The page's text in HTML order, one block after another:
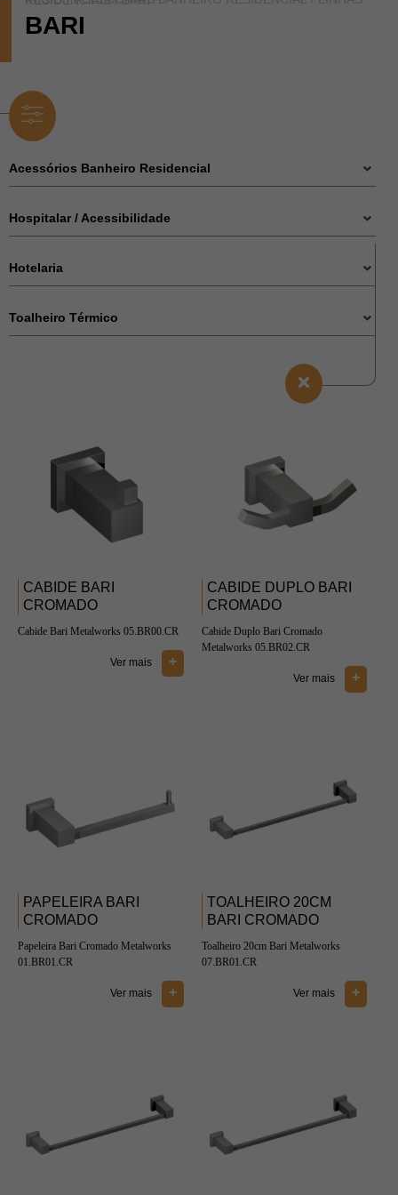
BARI
Acessórios Banheiro Residencial
Hospitalar / Acessibilidade
Hotelaria
Toalheiro Térmico
CABIDE BARI
CROMADO
Cabide Bari Metalworks 05.BR00.CR
Ver mais +
CABIDE DUPLO BARI
CROMADO
Cabide Duplo Bari Cromado
Metalworks 05.BR02.CR
Ver mais +
PAPELEIRA BARI
CROMADO
Papeleira Bari Cromado Metalworks
01.BR01.CR
Ver mais +
TOALHEIRO 20CM
BARI CROMADO
Toalheiro 20cm Bari Metalworks
07.BR01.CR
Ver mais +